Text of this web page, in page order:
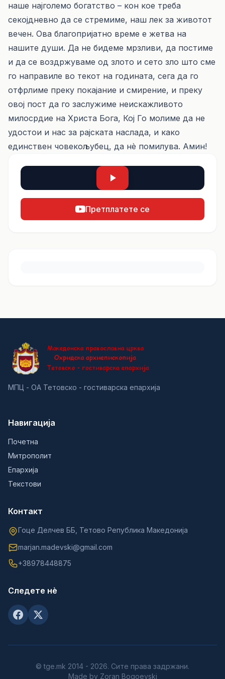
наше најголемо богатство – кон кое треба
секојдневно да се стремиме, наш лек за животот
вечен. Ова благопријатно време е жетва на
нашите души. Да не бидеме мрзливи, да постиме
и да се воздржуваме од злото и сето зло што сме
го направиле во текот на годината, сега да го
отфрлиме преку покајание и смирение, и преку
овој пост да го заслужиме неискажливото
милосрдие на Христа Бога, Кој Го молиме да не
удостои и нас за рајската наслада, и како
единствен човекољубец, да нè помилува. Амин!
Претплатете се
МПЦ - ОА Тетовско - гостиварска епархија
Навигација
Почетна
Митрополит
Епархија
Текстови
Контакт
Гоце Делчев ББ, Тетово Република Македонија
marjan.madevski@gmail.com
+38978448875
Следете нè
© tge.mk 2014 - 2026. Сите права задржани.
Made by Zoran Bogoevski